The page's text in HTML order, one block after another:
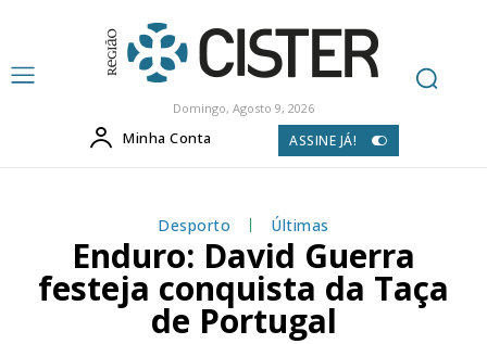
Domingo, Agosto 9, 2026
Minha Conta ASSINE JÁ!
Desporto Últimas
Enduro: David Guerra
festeja conquista da Taça
de Portugal